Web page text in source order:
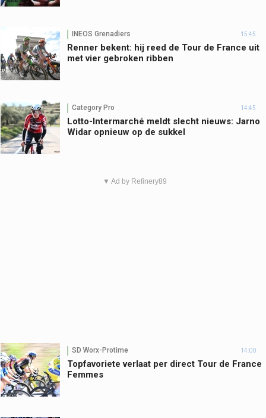
INEOS Grenadiers 15:45
Renner bekent: hij reed de Tour de France uit
met vier gebroken ribben
Category Pro 14:45
Lotto-Intermarché meldt slecht nieuws: Jarno
Widar opnieuw op de sukkel
▼ Ad by Refinery89
SD Worx-Protime 14:00
Topfavoriete verlaat per direct Tour de France
Femmes